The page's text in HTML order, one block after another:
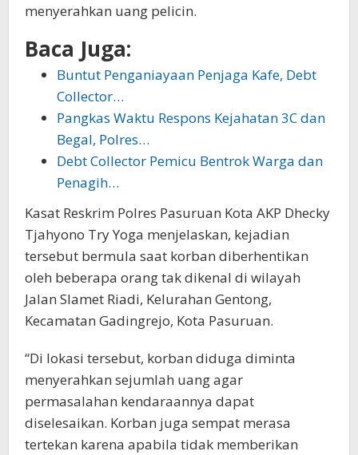
menyerahkan uang pelicin.
Baca Juga:
Buntut Penganiayaan Penjaga Kafe, Debt
Collector…
Pangkas Waktu Respons Kejahatan 3C dan
Begal, Polres…
Debt Collector Pemicu Bentrok Warga dan
Penagih…
Kasat Reskrim Polres Pasuruan Kota AKP Dhecky
Tjahyono Try Yoga menjelaskan, kejadian
tersebut bermula saat korban diberhentikan
oleh beberapa orang tak dikenal di wilayah
Jalan Slamet Riadi, Kelurahan Gentong,
Kecamatan Gadingrejo, Kota Pasuruan.
“Di lokasi tersebut, korban diduga diminta
menyerahkan sejumlah uang agar
permasalahan kendaraannya dapat
diselesaikan. Korban juga sempat merasa
tertekan karena apabila tidak memberikan